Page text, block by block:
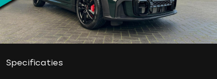
Specificaties